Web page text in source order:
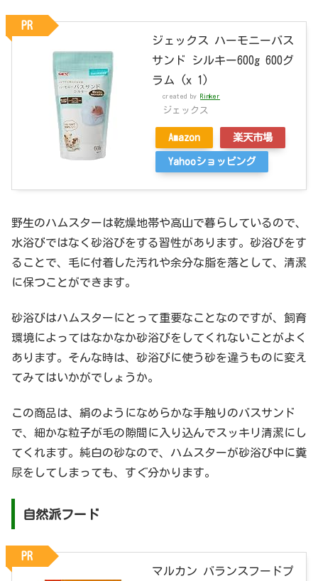
ジェックス ハーモニーバス
サンド シルキー600g 600グ
ラム (x 1)
created by Rinker
ジェックス
Amazon 楽天市場
Yahooショッピング
PR
野生のハムスターは乾燥地帯や高山で暮らしているので、
水浴びではなく砂浴びをする習性があります。砂浴びをす
ることで、毛に付着した汚れや余分な脂を落として、清潔
に保つことができます。
砂浴びはハムスターにとって重要なことなのですが、飼育
環境によってはなかなか砂浴びをしてくれないことがよく
あります。そんな時は、砂浴びに使う砂を違うものに変え
てみてはいかがでしょうか。
この商品は、絹のようになめらかな手触りのバスサンド
で、細かな粒子が毛の隙間に入り込んでスッキリ清潔にし
てくれます。純白の砂なので、ハムスターが砂浴び中に糞
尿をしてしまっても、すぐ分かります。
自然派フード
マルカン バランスフードプ
PR